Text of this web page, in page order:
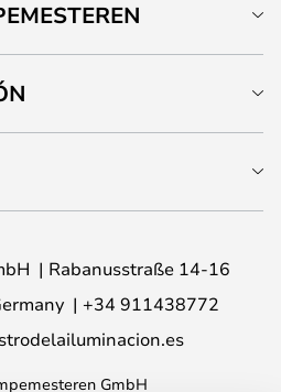
Rabanusstraße 14-16
+34 911438772
GmbH